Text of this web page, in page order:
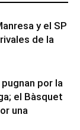
y el SP
de la
por la
el Bàsquet
una